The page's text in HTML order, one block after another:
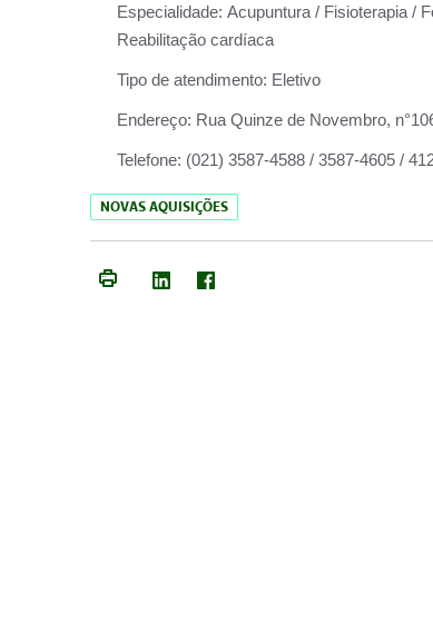
Especialidade: Acupuntura / Fisioterapia /
Reabilitação cardíaca
Tipo de atendimento: Eletivo
Endereço: Rua Quinze de Novembro,
Telefone: (021) 3587-4588 / 3587-4605 /
NOVAS AQUISIÇÕES